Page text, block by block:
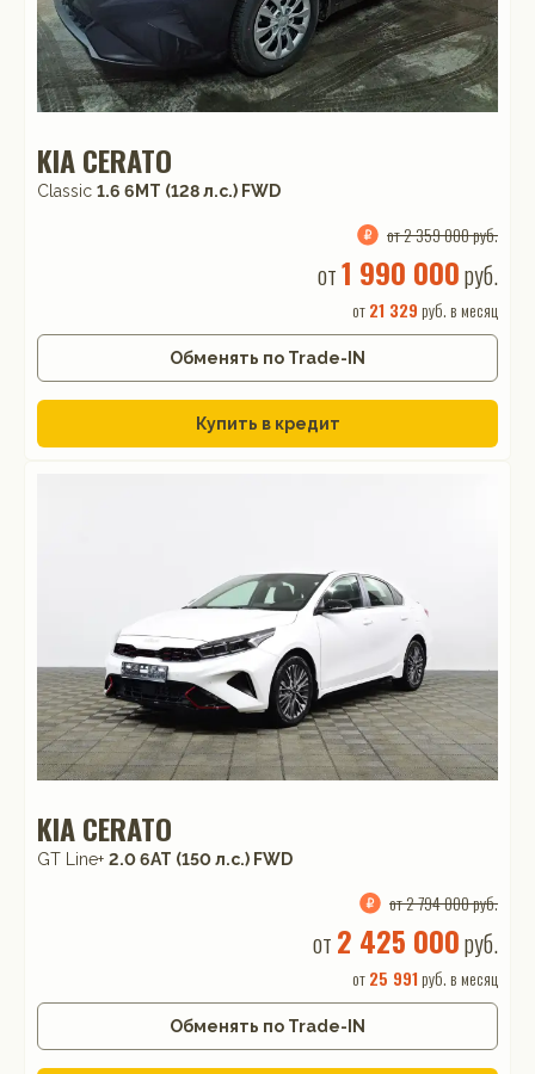
KIA CERATO
Classic 1.6 6MT (128 л.с.) FWD
от 2 359 000 руб.
от1 990 000руб.
от21 329 руб. в месяц
Обменять по Trade-IN
Купить в кредит
KIA CERATO
GT Line+ 2.0 6AT (150 л.с.) FWD
от 2 794 000 руб.
от 2 425 000руб.
от25 991 руб. в месяц
Обменять по Trade-IN